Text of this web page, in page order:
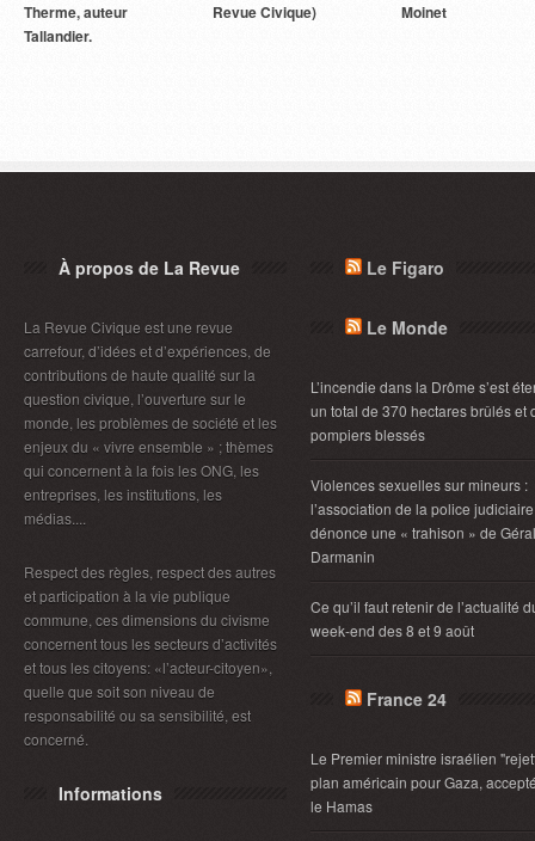
Therme, auteur
Tallandier.
Revue Civique)
Moinet
À propos de La Revue
La Revue Civique est une revue
carrefour, d’idées et d’expériences, de
contributions de haute qualité sur la
question civique, l’ouverture sur le
monde, les problèmes de société et les
enjeux du « vivre ensemble » ; thèmes
qui concernent à la fois les ONG, les
entreprises, les institutions, les
médias....
Respect des règles, respect des autres
et participation à la vie publique
commune, ces dimensions du civisme
concernent tous les secteurs d’activités
et tous les citoyens: «l’acteur-citoyen»,
quelle que soit son niveau de
responsabilité ou sa sensibilité, est
concerné.
Informations
Le Figaro
Le Monde
L’incendie dans la Drôme s’est
un total de 370 hectares brûlés et
pompiers blessés
Violences sexuelles sur mineurs :
l’association de la police judiciaire
dénonce une « trahison » de
Darmanin
Ce qu’il faut retenir de l’actualité
week-end des 8 et 9 août
France 24
Le Premier ministre israélien
plan américain pour Gaza,
le Hamas